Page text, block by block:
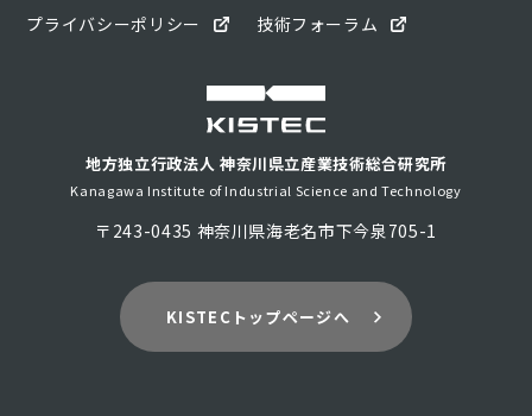
プライバシーポリシー
技術フォーラム
地方独立行政法人 神奈川県立産業技術総合研究所
Kanagawa Institute of Industrial Science and Technology
〒243-0435 神奈川県海老名市下今泉705-1
KISTECトップページへ